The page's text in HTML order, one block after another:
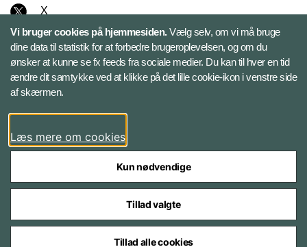
X
Instagram
Bluesky
LinkedIn
Styrelser og myndigheder under Forsvarsministeriet
Vi bruger cookies på hjemmesiden.Vælg selv, om vi må bruge
dine data til statistik for at forbedre brugeroplevelsen, og om du
ønsker at kunne se fx feeds fra sociale medier. Du kan til hver en tid
ændre dit samtykke ved at klikke på det lille cookie-ikon i venstre side
af skærmen.
Læs mere om cookies
Kun nødvendige
Tillad valgte
Tillad alle cookies